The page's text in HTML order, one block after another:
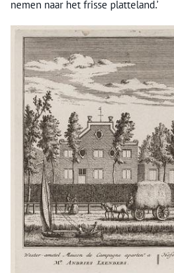
nemen naar het frisse platteland.’